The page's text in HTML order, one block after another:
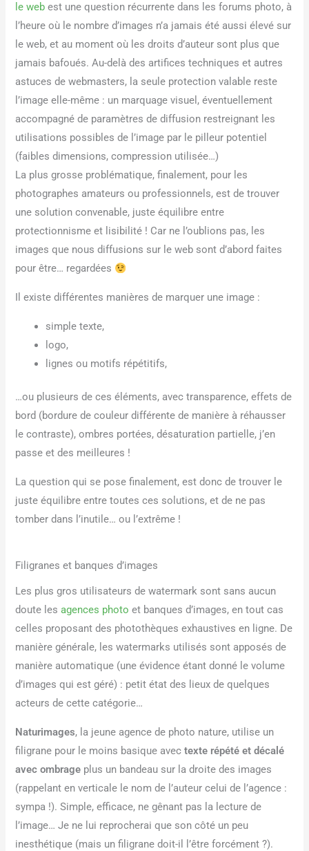
le web est une question récurrente dans les forums photo, à
l’heure où le nombre d’images n’a jamais été aussi élevé sur
le web, et au moment où les droits d’auteur sont plus que
jamais bafoués. Au-delà des artifices techniques et autres
astuces de webmasters, la seule protection valable reste
l’image elle-même : un marquage visuel, éventuellement
accompagné de paramètres de diffusion restreignant les
utilisations possibles de l’image par le pilleur potentiel
(faibles dimensions, compression utilisée…)
La plus grosse problématique, finalement, pour les
photographes amateurs ou professionnels, est de trouver
une solution convenable, juste équilibre entre
protectionnisme et lisibilité ! Car ne l’oublions pas, les
images que nous diffusions sur le web sont d’abord faites
pour être… regardées
Il existe différentes manières de marquer une image :
simple texte,
logo,
lignes ou motifs répétitifs,
…ou plusieurs de ces éléments, avec transparence, effets de
bord (bordure de couleur différente de manière à réhausser
le contraste), ombres portées, désaturation partielle, j’en
passe et des meilleures !
La question qui se pose finalement, est donc de trouver le
juste équilibre entre toutes ces solutions, et de ne pas
tomber dans l’inutile… ou l’extrême !
Filigranes et banques d’images
Les plus gros utilisateurs de watermark sont sans aucun
doute lesagences photo et banques d’images, en tout cas
celles proposant des photothèques exhaustives en ligne. De
manière générale, les watermarks utilisés sont apposés de
manière automatique (une évidence étant donné le volume
d’images qui est géré) : petit état des lieux de quelques
acteurs de cette catégorie…
Naturimages, la jeune agence de photo nature, utilise un
filigrane pour le moins basique avectexte répété et décalé
avec ombrage plus un bandeau sur la droite des images
(rappelant en verticale le nom de l’auteur celui de l’agence :
sympa !). Simple, efficace, ne gênant pas la lecture de
l’image… Je ne lui reprocherai que son côté un peu
inesthétique (mais un filigrane doit-il l’être forcément ?).